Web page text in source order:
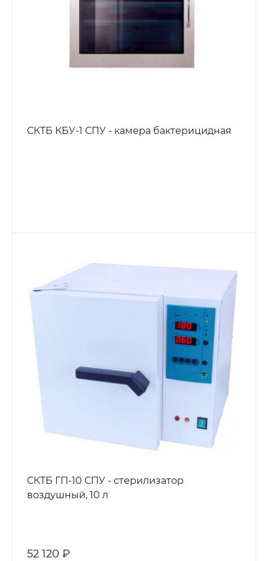
СКТБ КБУ-1 СПУ - камера бактерицидная
СКТБ ГП-10 СПУ - стерилизатор
воздушный, 10 л
52 120 ₽